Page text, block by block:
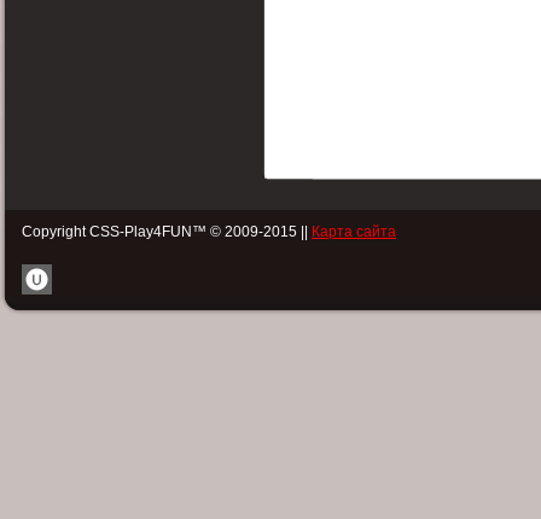
Copyright CSS-Play4FUN™ © 2009-2015 || Карта сайта